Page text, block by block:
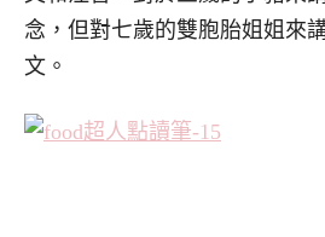
念，但對七歲的雙胞胎姐姐來
文。